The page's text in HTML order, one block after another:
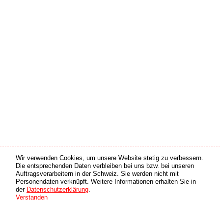
Medien Partner
copyright © 2026 by swiss made software gmbh, Switzerland - all rights reserved.
Online Partner
Wir verwenden Cookies, um unsere Website stetig zu verbessern.
Die entsprechenden Daten verbleiben bei uns bzw. bei unseren
Auftragsverarbeitern in der Schweiz. Sie werden nicht mit
Personendaten verknüpft. Weitere Informationen erhalten Sie in
der Datenschutzerklärung.
Verstanden